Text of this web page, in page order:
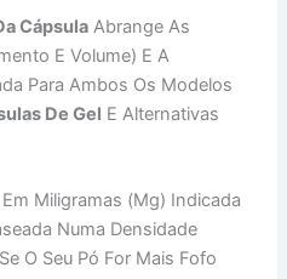
Cápsula Abrange As
E Volume) E A
Para Ambos Os Modelos
De Gel E Alternativas
Miligramas (mg) Indicada
Numa Densidade
O Seu Pó For Mais Fofo